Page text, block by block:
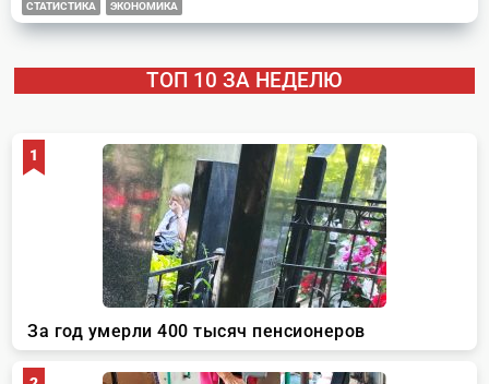
СТАТИСТИКА ЭКОНОМИКА
ТОП 10 ЗА НЕДЕЛЮ